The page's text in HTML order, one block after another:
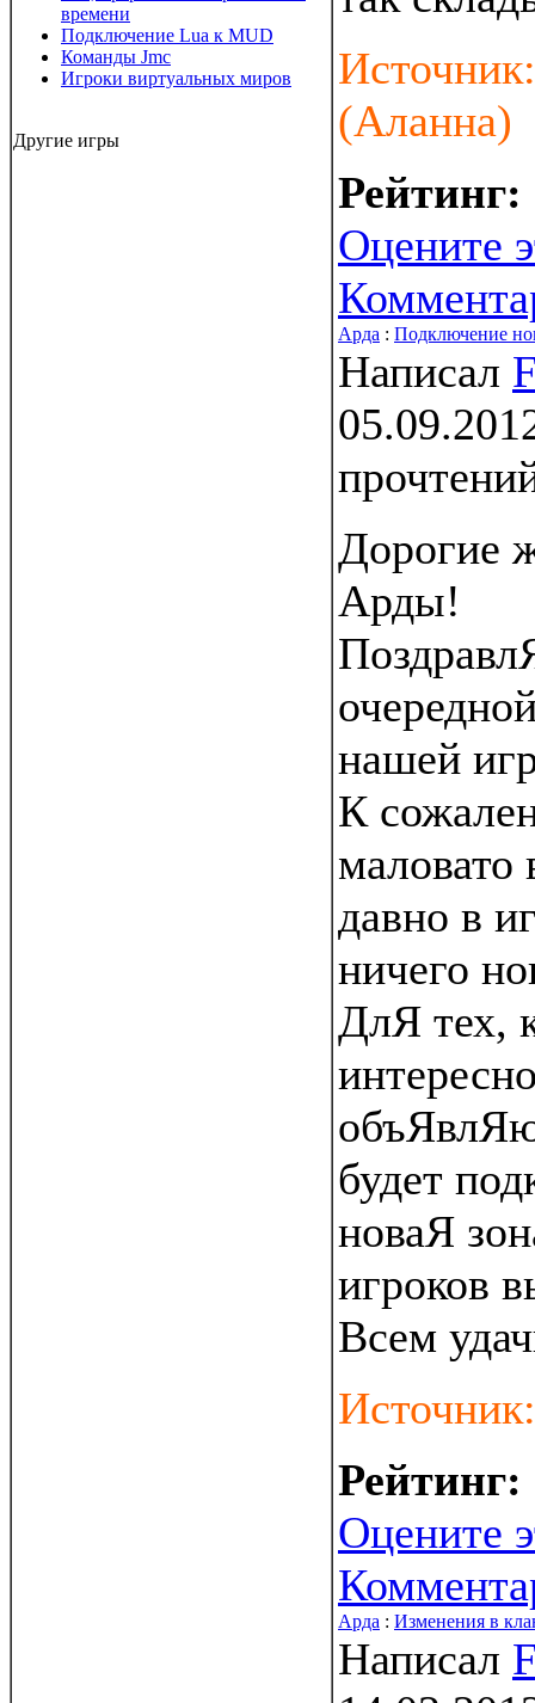
времени
Подключение Lua к MUD
Команды Jmc
Игроки виртуальных миров
Другие игры
(Аланна)
Рейтинг:
Оцените
Арда : Подключение
Написал
Дорогие
Арды!
нашей
К
маловато
давно в
ничего
ДлЯ тех,
будет
новаЯ
игроков
Всем
Рейтинг:
Оцените
Арда : Изменения в
Написал